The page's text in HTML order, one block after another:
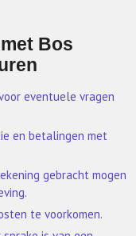
Bos
eventuele vragen
en betalingen met
gebracht mogen
te voorkomen.